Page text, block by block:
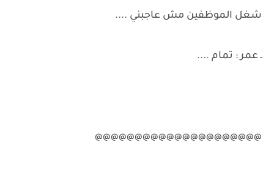
شغل الموظفين مش عاجبني ....
ـ عمر : تمام ....
@@@@@@@@@@@@@@@@@@@@@